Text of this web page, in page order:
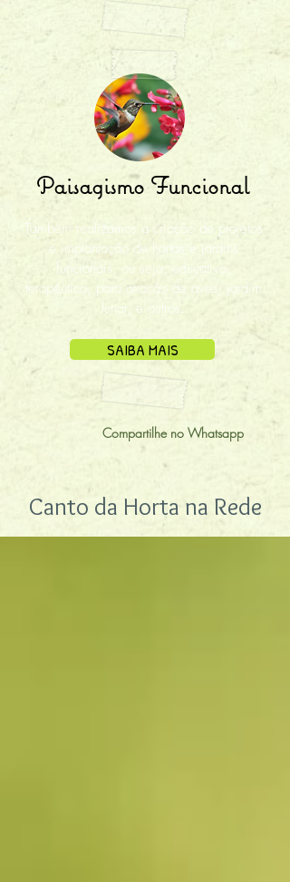
Paisagismo Funcional
Também realizamos a criação de projetos
e implantação de hortas e jardins
funcionais, ou seja, educativo,
terapêutico, para atração de aves, jardim
lunar, e outros.
SAIBA MAIS
Compartilhe no Whatsapp
Canto da Horta na Rede